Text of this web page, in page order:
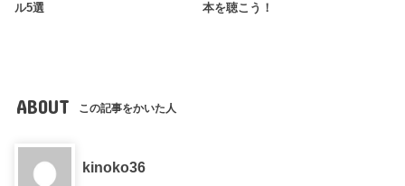
ル5選
本を聴こう！
ABOUT この記事をかいた人
kinoko36